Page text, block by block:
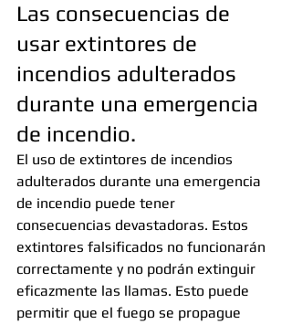
Las consecuencias de
usar extintores de
incendios adulterados
durante una emergencia
de incendio.
El uso de extintores de incendios
adulterados durante una emergencia
de incendio puede tener
consecuencias devastadoras. Estos
extintores falsificados no funcionarán
correctamente y no podrán extinguir
eficazmente las llamas. Esto puede
permitir que el fuego se propague